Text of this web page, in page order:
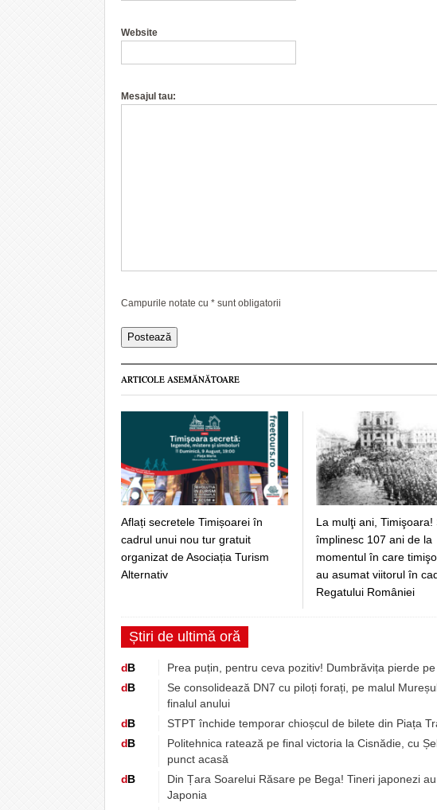
Website
Mesajul tau:
Campurile notate cu * sunt obligatorii
ARTICOLE ASEMĂNĂTOARE
Aflați secretele Timișoarei în
cadrul unui nou tur gratuit
organizat de Asociația Turism
Alternativ
La mulţi ani, Timişoara!
împlinesc 107 ani de la
momentul în care
au asumat viitorul în
Regatului României
Știri de ultimă oră
dB
Prea puțin, pentru ceva pozitiv! Dumbrăvița pierde
dB
Se consolidează DN7 cu piloți forați, pe malul
finalul anului
dB
STPT închide temporar chioșcul de bilete din Piața
dB
Politehnica ratează pe final victoria la Cisnădie, cu
punct acasă
dB
Din Țara Soarelui Răsare pe Bega! Tineri japonezi
Japonia